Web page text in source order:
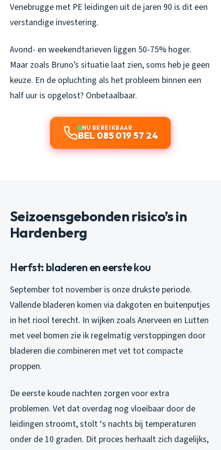
Venebrugge met PE leidingen uit de jaren 90 is dit een
verstandige investering.
Avond- en weekendtarieven liggen 50-75% hoger.
Maar zoals Bruno’s situatie laat zien, soms heb je geen
keuze. En de opluchting als het probleem binnen een
half uur is opgelost? Onbetaalbaar.
NU BEREIKBAAR
BEL 085 019 57 24
Seizoensgebonden risico’s in
Hardenberg
Herfst: bladeren en eerste kou
September tot november is onze drukste periode.
Vallende bladeren komen via dakgoten en buitenputjes
in het riool terecht. In wijken zoals Anerveen en Lutten
met veel bomen zie ik regelmatig verstoppingen door
bladeren die combineren met vet tot compacte
proppen.
De eerste koude nachten zorgen voor extra
problemen. Vet dat overdag nog vloeibaar door de
leidingen stroomt, stolt ‘s nachts bij temperaturen
onder de 10 graden. Dit proces herhaalt zich dagelijks,